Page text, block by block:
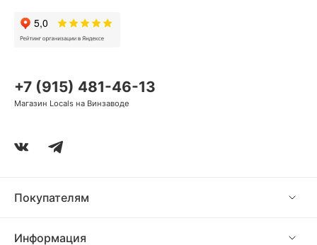
Покупателям
Информация
+7 (915) 481-46-13
Магазин Locals на Винзаводе